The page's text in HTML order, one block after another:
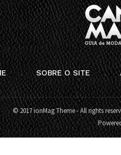
SOBRE O SITE
© 2017 ionMag Theme - All rights